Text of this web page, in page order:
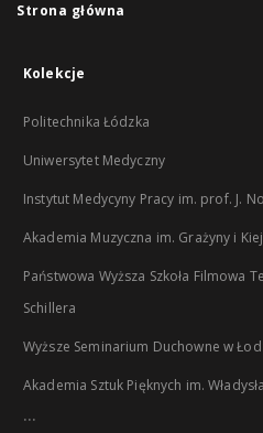
Strona główna
Kolekcje
Politechnika Łódzka
Uniwersytet Medyczny
Instytut Medycyny Pracy im. prof. J.
Akademia Muzyczna im. Grażyny i
Państwowa Wyższa Szkoła Filmowa
Schillera
Wyższe Seminarium Duchowne w
Akademia Sztuk Pięknych im.
...